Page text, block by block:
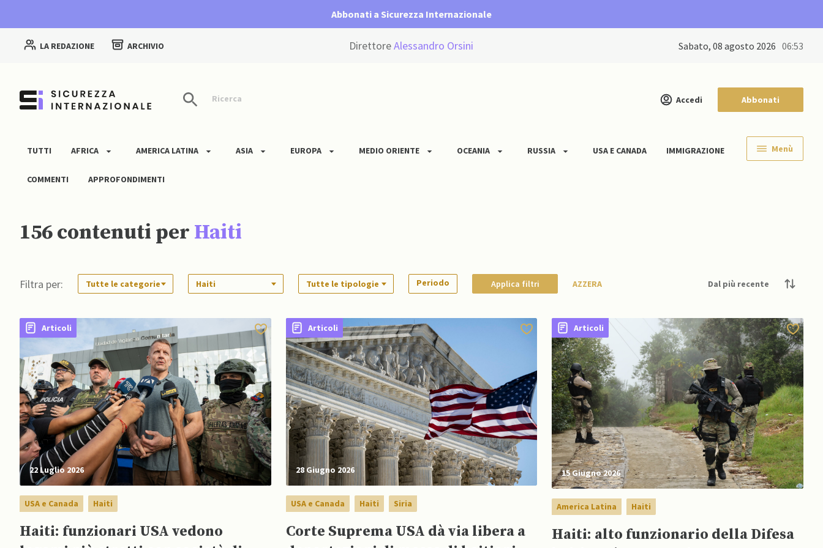
Abbonati a Sicurezza Internazionale
LA REDAZIONE ARCHIVIO DirettoreAlessandro Orsini sabato, 08 agosto 2026 06:53
Ricerca Accedi Abbonati
TUTTI AFRICA AMERICA LATINA ASIA EUROPA MEDIO ORIENTE OCEANIA RUSSIA USA E CANADA IMMIGRAZIONE
COMMENTI APPROFONDIMENTI
Menù
156 contenuti per Haiti
Filtra per: Tutte le categorie Haiti Tutte le tipologie Periodo Applica filtri AZZERA
Articoli
22 Luglio 2026
USA e Canada Haiti
Haiti: funzionari USA vedono
Articoli
28 Giugno 2026
USA e Canada Haiti Siria
Corte Suprema USA dà via libera a
Articoli
15 Giugno 2026
America Latina Haiti
Haiti: alto funzionario della Difesa